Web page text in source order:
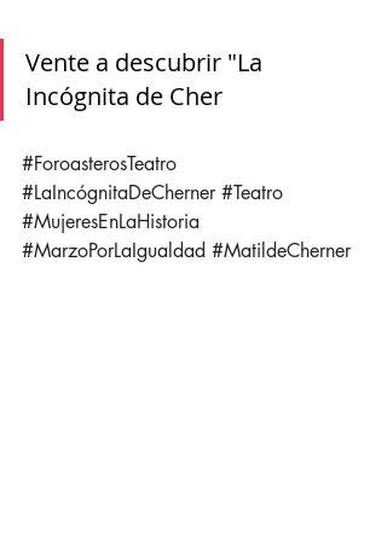
Vente a descubrir "La
Incógnita de Cher
#ForoasterosTeatro
#LaIncógnitaDeCherner #Teatro
#MujeresEnLaHistoria
#MarzoPorLaIgualdad #MatildeCherner